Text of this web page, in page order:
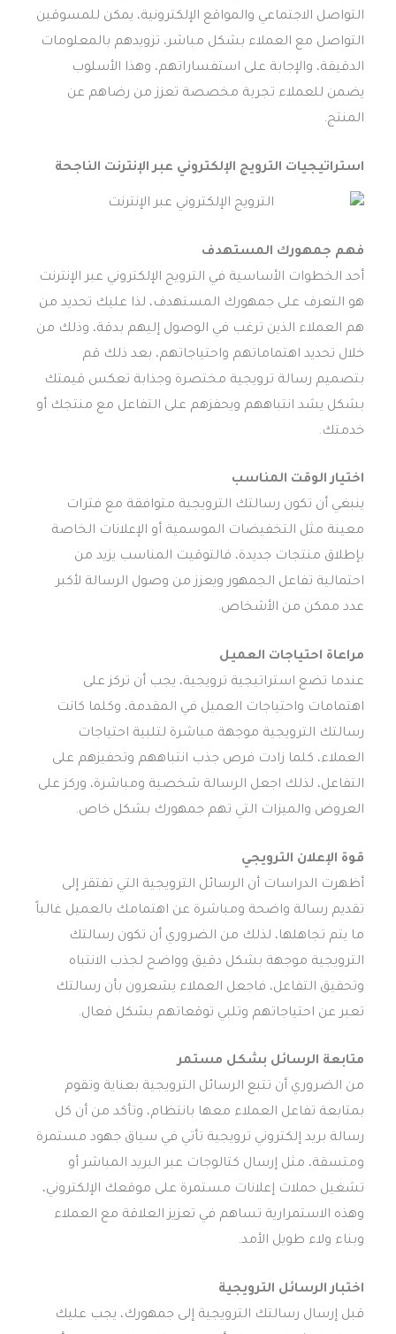
التواصل الاجتماعي والمواقع الإلكترونية، يمكن للمسوقين
التواصل مع العملاء بشكل مباشر، تزويدهم بالمعلومات
الدقيقة، والإجابة على استفساراتهم، وهذا الأسلوب
يضمن للعملاء تجربة مخصصة تعزز من رضاهم عن
المنتج.
استراتيجيات الترويج الإلكتروني عبر الإنترنت الناجحة
فهم جمهورك المستهدف
أحد الخطوات الأساسية في الترويج الإلكتروني عبر الإنترنت
هو التعرف على جمهورك المستهدف، لذا عليك تحديد من
هم العملاء الذين ترغب في الوصول إليهم بدقة، وذلك من
خلال تحديد اهتماماتهم واحتياجاتهم، بعد ذلك قم
بتصميم رسالة ترويجية مختصرة وجذابة تعكس قيمتك
بشكل يشد انتباههم ويحفزهم على التفاعل مع منتجك أو
خدمتك.
اختيار الوقت المناسب
ينبغي أن تكون رسالتك الترويجية متوافقة مع فترات
معينة مثل التخفيضات الموسمية أو الإعلانات الخاصة
بإطلاق منتجات جديدة، فالتوقيت المناسب يزيد من
احتمالية تفاعل الجمهور ويعزز من وصول الرسالة لأكبر
عدد ممكن من الأشخاص.
مراعاة احتياجات العميل
عندما تضع استراتيجية ترويجية، يجب أن تركز على
اهتمامات واحتياجات العميل في المقدمة، وكلما كانت
رسالتك الترويجية موجهة مباشرة لتلبية احتياجات
العملاء، كلما زادت فرص جذب انتباههم وتحفيزهم على
التفاعل، لذلك اجعل الرسالة شخصية ومباشرة، وركز على
العروض والميزات التي تهم جمهورك بشكل خاص.
قوة الإعلان الترويجي
أظهرت الدراسات أن الرسائل الترويجية التي تفتقر إلى
تقديم رسالة واضحة ومباشرة عن اهتمامك بالعميل غالباً
ما يتم تجاهلها، لذلك من الضروري أن تكون رسالتك
الترويجية موجهة بشكل دقيق وواضح لجذب الانتباه
وتحقيق التفاعل، فاجعل العملاء يشعرون بأن رسالتك
تعبر عن احتياجاتهم وتلبي توقعاتهم بشكل فعال.
متابعة الرسائل بشكل مستمر
من الضروري أن تتبع الرسائل الترويجية بعناية وتقوم
بمتابعة تفاعل العملاء معها بانتظام، وتأكد من أن كل
رسالة بريد إلكتروني ترويجية تأتي في سياق جهود مستمرة
ومتسقة، مثل إرسال كتالوجات عبر البريد المباشر أو
تشغيل حملات إعلانات مستمرة على موقعك الإلكتروني،
وهذه الاستمرارية تساهم في تعزيز العلاقة مع العملاء
وبناء ولاء طويل الأمد.
اختبار الرسائل الترويجية
قبل إرسال رسالتك الترويجية إلى جمهورك، يجب عليك